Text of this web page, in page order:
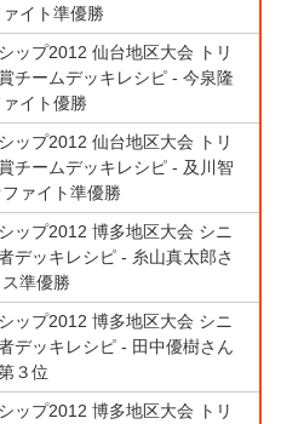
イト準優勝
ップ2012 仙台地区大会 トリ
チームデッキレシピ - 今泉隆
イト優勝
ップ2012 仙台地区大会 トリ
チームデッキレシピ - 及川智
ァイト準優勝
ップ2012 博多地区大会 シニ
デッキレシピ - 糸山真太郎さ
準優勝
ップ2012 博多地区大会 シニ
デッキレシピ - 田中優樹さん
３位
ップ2012 博多地区大会 トリ